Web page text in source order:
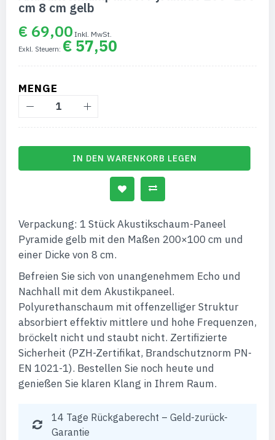
Bildgalerie
cm 8 cm gelb
€ 69,00
€ 57,50
MENGE
IN DEN WARENKORB LEGEN
Verpackung: 1 Stück Akustikschaum-Paneel
Pyramide gelb mit den Maßen 200×100 cm und
einer Dicke von 8 cm.
Befreien Sie sich von unangenehmem Echo und
Nachhall mit dem Akustikpaneel.
Polyurethanschaum mit offenzelliger Struktur
absorbiert effektiv mittlere und hohe Frequenzen,
bröckelt nicht und staubt nicht. Zertifizierte
Sicherheit (PZH-Zertifikat, Brandschutznorm PN-
EN 1021-1). Bestellen Sie noch heute und
genießen Sie klaren Klang in Ihrem Raum.
14 Tage Rückgaberecht – Geld-zurück-
Garantie